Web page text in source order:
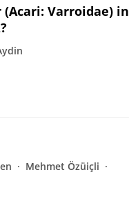
Varroidae) in
Mehmet Özüiçli